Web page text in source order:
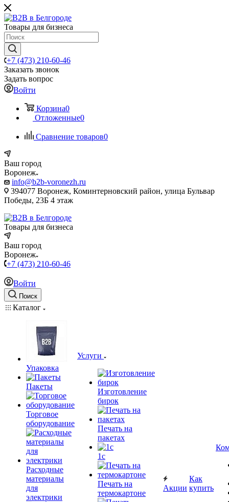
Товары для бизнеса
+7 (473) 210-60-46
Заказать звонок
Задать вопрос
Войти
Корзина0
Отложенные0
Сравнение товаров0
Ваш город
Воронеж
info@b2b-voronezh.ru
394077 Воронеж, Коминтерновский район, улица Бульвар
Победы, 23Б​ 4 этаж
Товары для бизнеса
Ваш город
Воронеж
+7 (473) 210-60-46
Войти
Поиск
Каталог
Упаковка
Пакеты
Торговое
оборудование
Расходные
материалы
для
электрики
Услуги
Изготовление
бирок
Печать на
пакетах
1c
Печать на
термокартоне
Акции
Как
купить